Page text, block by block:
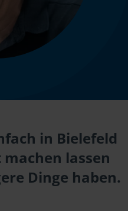
in Bielefeld
lassen
Dinge haben.